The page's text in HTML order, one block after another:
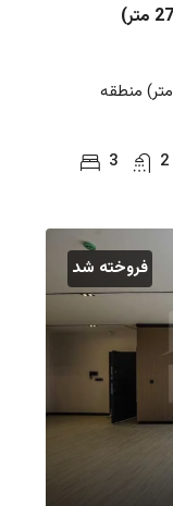
آپارتمان هوشمند در گلسار رشت (275 متر) منطقه
3
2
فروخته شد